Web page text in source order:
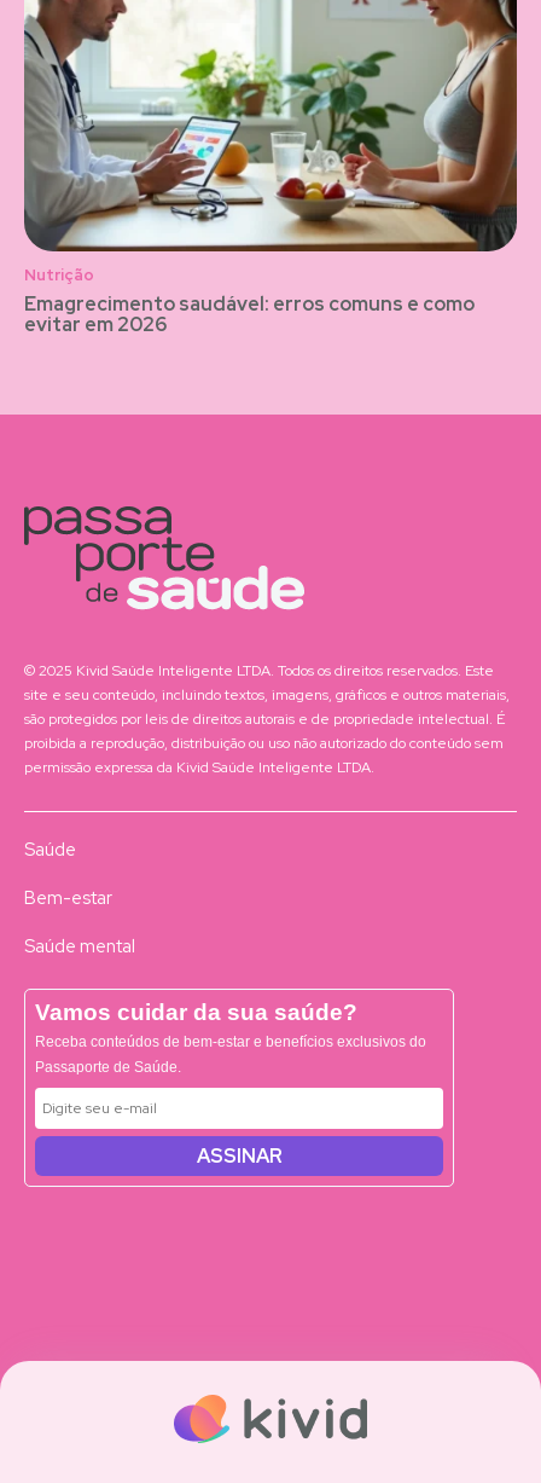
Nutrição
Emagrecimento saudável: erros comuns e como
evitar em 2026
© 2025 Kivid Saúde Inteligente LTDA. Todos os direitos reservados. Este
site e seu conteúdo, incluindo textos, imagens, gráficos e outros materiais,
são protegidos por leis de direitos autorais e de propriedade intelectual. É
proibida a reprodução, distribuição ou uso não autorizado do conteúdo sem
permissão expressa da Kivid Saúde Inteligente LTDA.
Saúde
Bem-estar
Saúde mental
Vamos cuidar da sua saúde?
Receba conteúdos de bem-estar e benefícios exclusivos do
Passaporte de Saúde.
ASSINAR